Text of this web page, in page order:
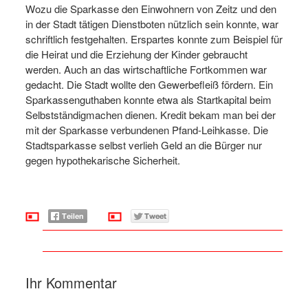
Wozu die Sparkasse den Einwohnern von Zeitz und den
in der Stadt tätigen Dienstboten nützlich sein konnte, war
schriftlich festgehalten. Erspartes konnte zum Beispiel für
die Heirat und die Erziehung der Kinder gebraucht
werden. Auch an das wirtschaftliche Fortkommen war
gedacht. Die Stadt wollte den Gewerbefleiß fördern. Ein
Sparkassenguthaben konnte etwa als Startkapital beim
Selbstständigmachen dienen. Kredit bekam man bei der
mit der Sparkasse verbundenen Pfand-Leihkasse. Die
Stadtsparkasse selbst verlieh Geld an die Bürger nur
gegen hypothekarische Sicherheit.
Ihr Kommentar